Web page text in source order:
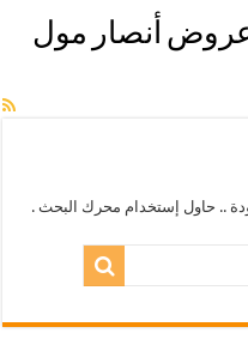
أنصار مول
.. حاول إستخدام محرك البحث .